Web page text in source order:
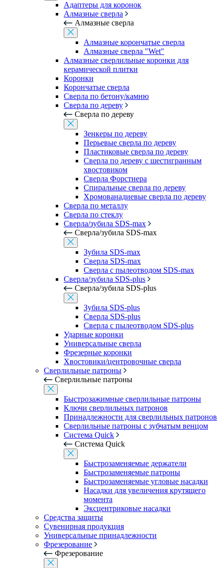
Адаптеры для коронок
Алмазные сверла
Алмазные сверла
Алмазные корончатые сверла
Алмазные сверла "Wet"
Алмазные сверлильные коронки для
керамической плитки
Коронки
Корончатые сверла
Сверла по бетону/камню
Сверла по дереву
Сверла по дереву
Зенкеры по дереву
Перьевые сверла по дереву
Пластиковые сверла по дереву
Сверла по дереву с шестигранным
хвостовиком
Сверла Форстнера
Спиральные сверла по дереву
Хромованадиевые сверла по дереву
Сверла по металлу
Сверла по стеклу
Сверла/зубила SDS-max
Сверла/зубила SDS-max
Зубила SDS-max
Сверла SDS-max
Сверла с пылеотводом SDS-max
Сверла/зубила SDS-plus
Сверла/зубила SDS-plus
Зубила SDS-plus
Сверла SDS-plus
Сверла с пылеотводом SDS-plus
Ударные коронки
Универсальные сверла
Фрезерные коронки
Хвостовики/центровочные сверла
Сверлильные патроны
Сверлильные патроны
Быстрозажимные сверлильные патроны
Ключи сверлильных патронов
Принадлежности для сверлильных патронов
Сверлильные патроны с зубчатым венцом
Система Quick
Система Quick
Быстрозаменяемые держатели
Быстрозаменяемые патроны
Быстрозаменяемые угловые насадки
Насадки для увеличения крутящего
момента
Эксцентриковые насадки
Средства защиты
Сувенирная продукция
Универсальные принадлежности
Фрезерование
Фрезерование